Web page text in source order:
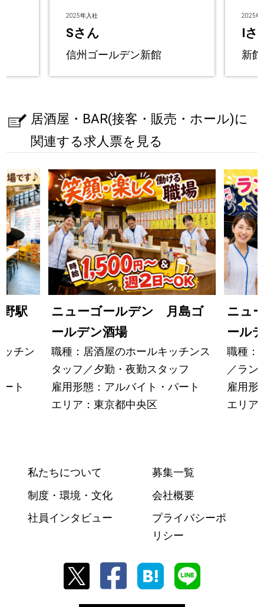
2025年入社
Sさん
信州ゴールデン新館
2025年
Iさ
新館
居酒屋・BAR(接客・販売・ホール)に
関連する求人票を見る
駅
チン
ト
ニューゴールデン 月島ゴ
ールデン酒場
職種：居酒屋のホールキッチンス
タッフ／夕勤・夜勤スタッフ
雇用形態：アルバイト・パート
エリア：東京都中央区
ニュ
ール
職種：
／ラン
雇用形
エリア
私たちについて
制度・環境・文化
社員インタビュー
募集一覧
会社概要
プライバシーポ
リシー